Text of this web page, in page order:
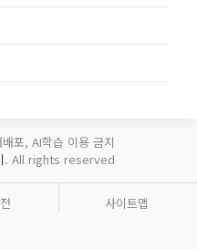
포, AI학습 이용 금지
. All rights reserved
사이트맵